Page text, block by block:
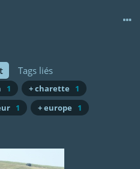
Tags liés
1 + charette
1
1 + europe
1